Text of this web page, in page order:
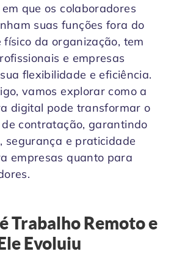
que os colaboradores
suas funções fora do
físico da organização, tem
e empresas
flexibilidade e eficiência.
vamos explorar como a
digital pode transformar o
de contratação, garantindo
segurança e praticidade
empresas quanto para
Trabalho Remoto e
Evoluiu